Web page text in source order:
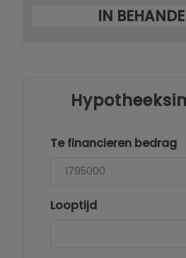
IN
Te financieren bedrag
Looptijd